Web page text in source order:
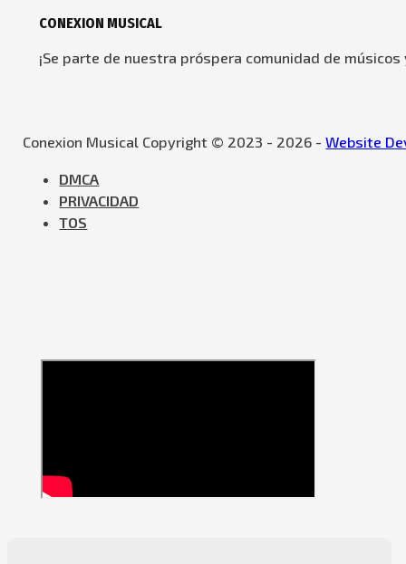
CONEXION MUSICAL
¡Se parte de nuestra próspera comunidad de
Conexion Musical Copyright © 2023 - 2026 -Website
DMCA
PRIVACIDAD
TOS